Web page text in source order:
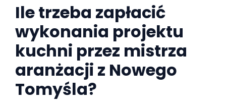
Ile trzeba zapłacić
wykonania projektu
kuchni przez mistrza
aranżacji z Nowego
Tomyśla?